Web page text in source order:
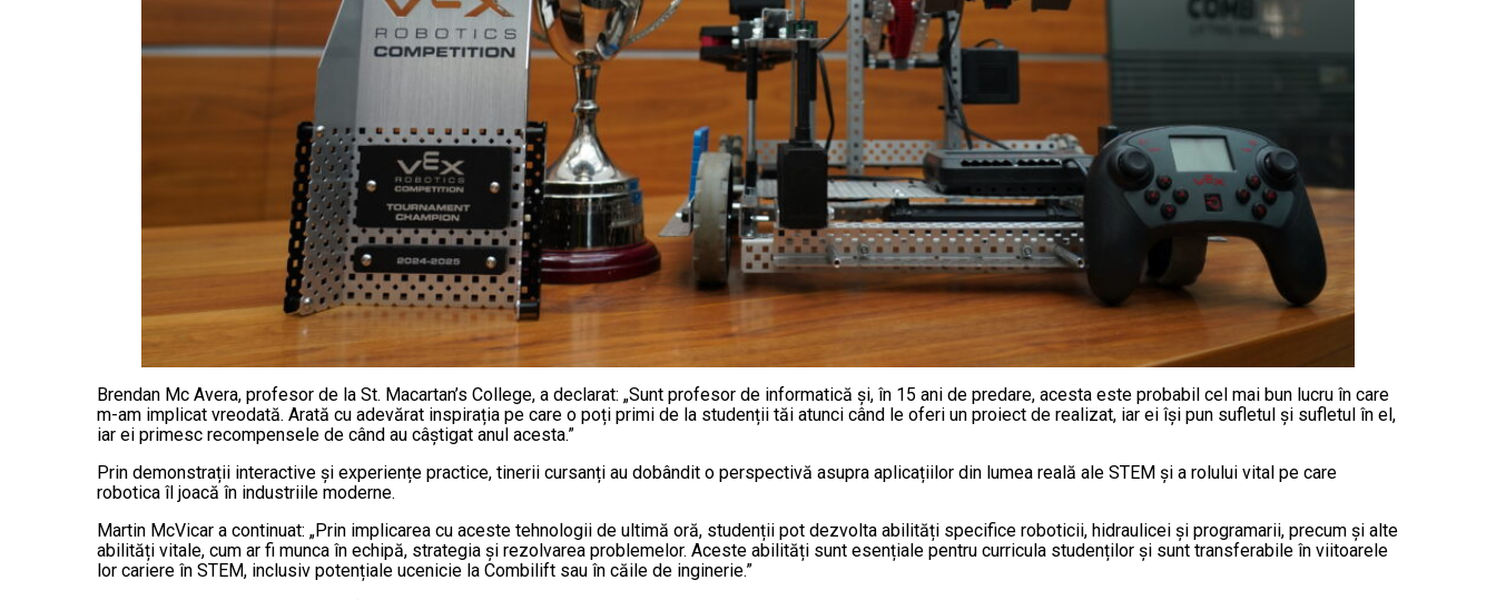
Brendan Mc Avera, profesor de la St. Macartan’s College, a declarat: „Sunt profesor de informatică și, în 15 ani de predare, acesta este probabil cel mai bun lucru în care
m-am implicat vreodată. Arată cu adevărat inspirația pe care o poți primi de la studenții tăi atunci când le oferi un proiect de realizat, iar ei își pun sufletul și sufletul în el,
iar ei primesc recompensele de când au câștigat anul acesta.”
Prin demonstrații interactive și experiențe practice, tinerii cursanți au dobândit o perspectivă asupra aplicațiilor din lumea reală ale STEM și a rolului vital pe care
robotica îl joacă în industriile moderne.
Martin McVicar a continuat: „Prin implicarea cu aceste tehnologii de ultimă oră, studenții pot dezvolta abilități specifice roboticii, hidraulicei și programarii, precum și alte
abilități vitale, cum ar fi munca în echipă, strategia și rezolvarea problemelor. Aceste abilități sunt esențiale pentru curricula studenților și sunt transferabile în viitoarele
lor cariere în STEM, inclusiv potențiale ucenicie la Combilift sau în căile de inginerie.”